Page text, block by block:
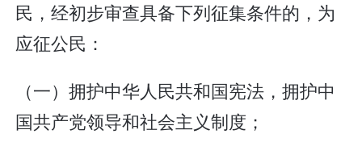
民，经初步审查具备下列征集条件的，为
应征公民：
（一）拥护中华人民共和国宪法，拥护中
国共产党领导和社会主义制度；